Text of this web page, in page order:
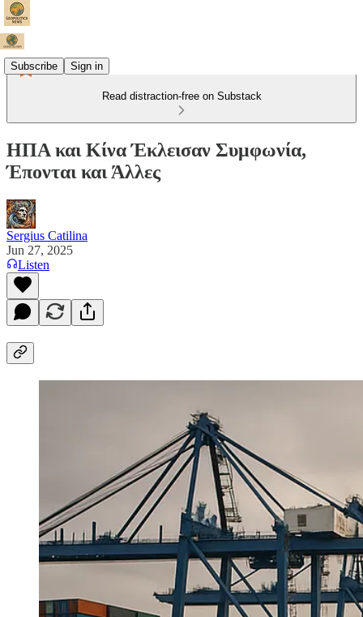
Subscribe Sign in
Read distraction-free on Substack
ΗΠΑ και Κίνα Έκλεισαν Συμφωνία,
Έπονται και Άλλες
Sergius Catilina
Jun 27, 2025
Listen